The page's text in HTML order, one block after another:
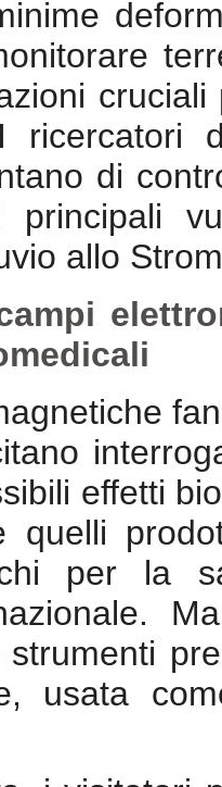
di
principali
allo
effetti
quelli
per la
strumenti
usata